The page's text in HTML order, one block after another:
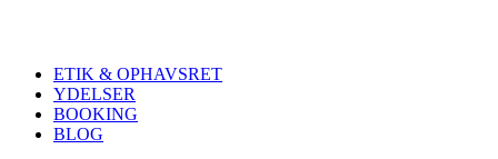
ETIK & OPHAVSRET
YDELSER
BOOKING
BLOG